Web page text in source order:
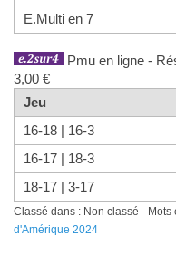
E.Multi en 7
Pmu en ligne -
3,00 €
Jeu
16-18 | 16-3
16-17 | 18-3
18-17 | 3-17
Classé dans : Non classé - Mots
d'Amérique 2024